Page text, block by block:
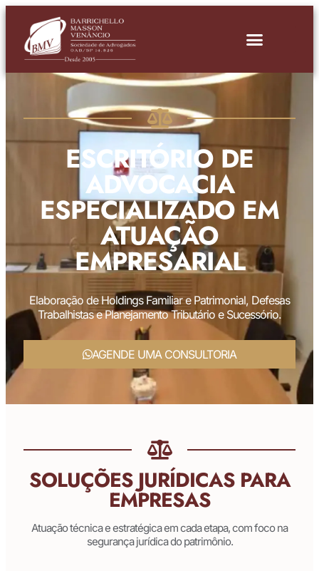
ESCRITÓRIO DE
ADVOCACIA
ESPECIALIZADO EM
ATUAÇÃO
EMPRESARIAL
Elaboração de Holdings Familiar e Patrimonial, Defesas
Trabalhistas e Planejamento Tributário e Sucessório.
AGENDE UMA CONSULTORIA
SOLUÇÕES JURÍDICAS PARA
EMPRESAS
Atuação técnica e estratégica em cada etapa, com foco na
segurança jurídica do patrimônio.